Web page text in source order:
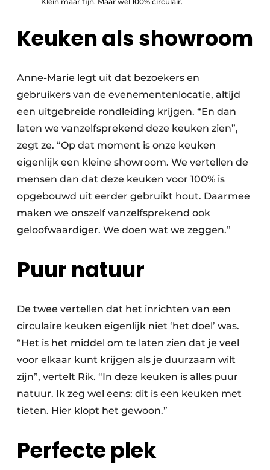
Keuken als showroom
Anne-Marie legt uit dat bezoekers en
gebruikers van de evenementenlocatie, altijd
een uitgebreide rondleiding krijgen. “En dan
laten we vanzelfsprekend deze keuken zien”,
zegt ze. “Op dat moment is onze keuken
eigenlijk een kleine showroom. We vertellen de
mensen dan dat deze keuken voor 100% is
opgebouwd uit eerder gebruikt hout. Daarmee
maken we onszelf vanzelfsprekend ook
geloofwaardiger. We doen wat we zeggen.”
Puur natuur
De twee vertellen dat het inrichten van een
circulaire keuken eigenlijk niet ‘het doel’ was.
“Het is het middel om te laten zien dat je veel
voor elkaar kunt krijgen als je duurzaam wilt
zijn”, vertelt Rik. “In deze keuken is alles puur
natuur. Ik zeg wel eens: dit is een keuken met
tieten. Hier klopt het gewoon.”
Perfecte plek